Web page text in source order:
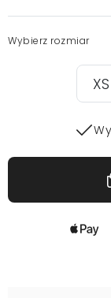
Wybierz rozmiar
XS